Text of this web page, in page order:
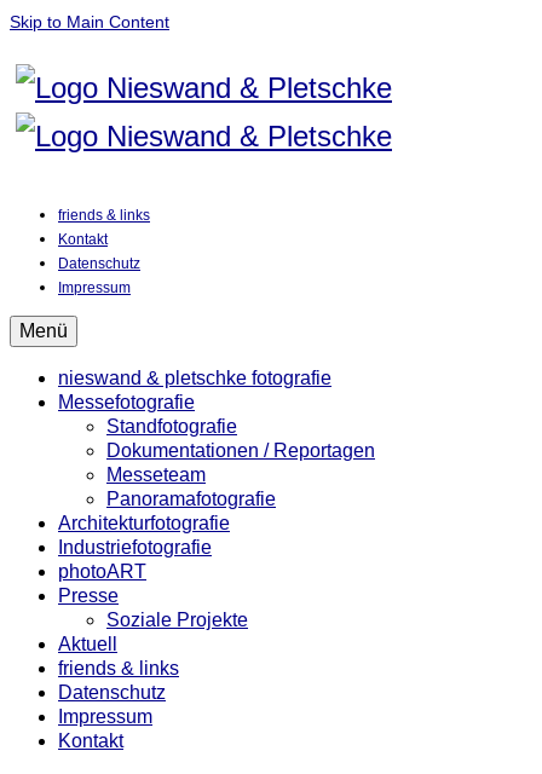
Skip to Main Content
friends & links
Kontakt
Datenschutz
Impressum
Menü
nieswand & pletschke fotografie
Messefotografie
Standfotografie
Dokumentationen / Reportagen
Messeteam
Panoramafotografie
Architekturfotografie
Industriefotografie
photoART
Presse
Soziale Projekte
Aktuell
friends & links
Datenschutz
Impressum
Kontakt